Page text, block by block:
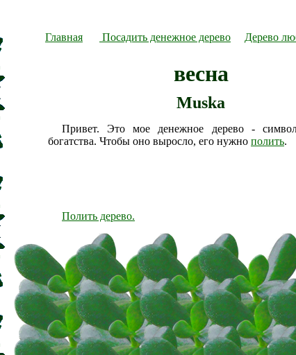
Главная Посадить денежное дерево Дерево
весна
Muska
Привет. Это мое денежное дерево -
богатства. Чтобы оно выросло, его нужно полить.
Полить дерево.